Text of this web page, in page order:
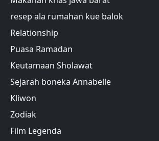
resep ala rumahan kue balok
Relationship
Puasa Ramadan
Keutamaan Sholawat
Sejarah boneka Annabelle
Kliwon
Zodiak
Film Legenda